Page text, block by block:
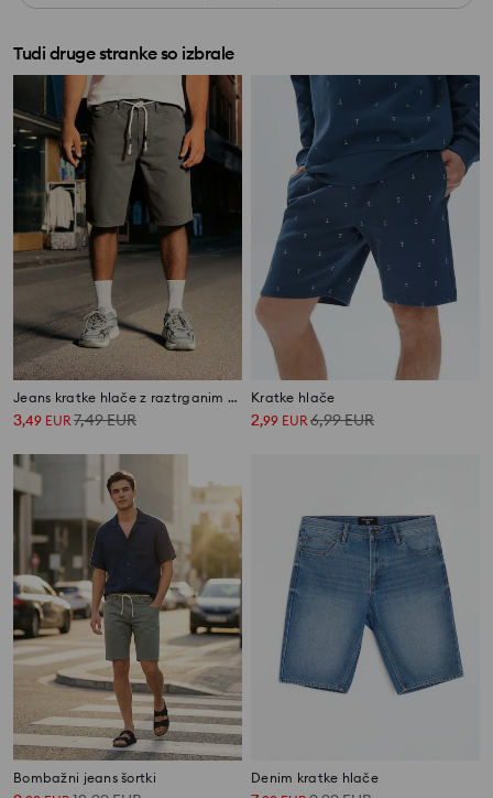
Tudi druge stranke so izbrale
Jeans kratke hlače z raztrganim učinkom
3,49 EUR7,49EUR
Kratke hlače
2,99 EUR6,99EUR
Bombažni jeans šortki Denim kratke hlače